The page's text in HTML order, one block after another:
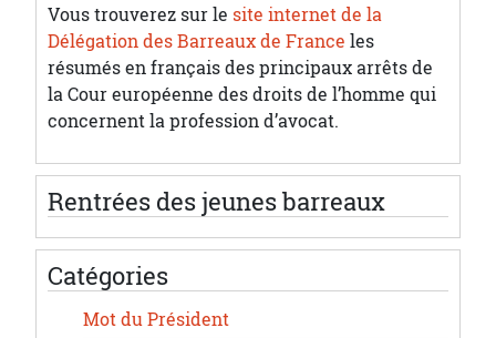
Vous trouverez sur le site internet de la
Délégation des Barreaux de France les
résumés en français des principaux arrêts de
la Cour européenne des droits de l’homme qui
concernent la profession d’avocat.
Rentrées des jeunes barreaux
Catégories
Mot du Président